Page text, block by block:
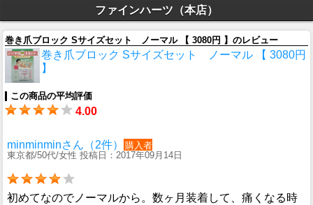
ファインハーツ（本店）
巻き爪ブロック Sサイズセット ノーマル 【 3080円 】のレビュー
巻き爪ブロック Sサイズセット ノーマル 【 3080円
】
この商品の平均評価
4.00
minminminさん（2件）
購入者
東京都/50代/女性 投稿日：2017年09月14日
初めてなのでノーマルから。数ヶ月装着して、痛くなる時